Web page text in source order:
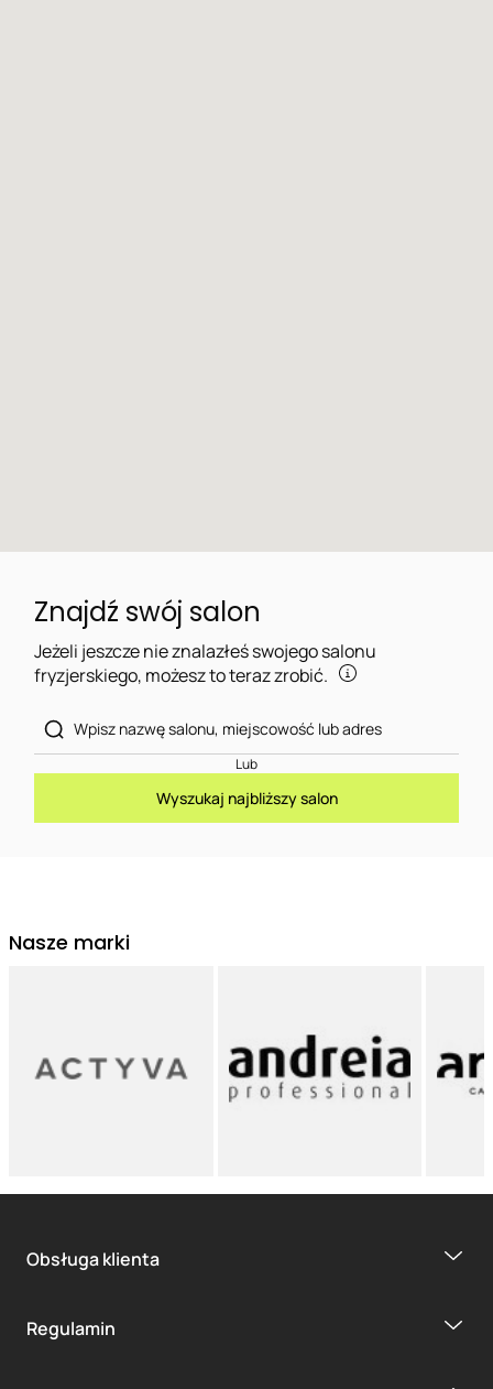
Znajdź swój salon
Jeżeli jeszcze nie znalazłeś swojego salonu
fryzjerskiego, możesz to teraz zrobić.
Lub
Wyszukaj najbliższy salon
Nasze marki
Obsługa klienta
Regulamin